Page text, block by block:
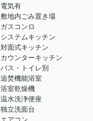
電気有
敷地内ごみ置き場
ガスコンロ
システムキッチン
対面式キッチン
カウンターキッチン
バス・トイレ別
追焚機能浴室
浴室乾燥機
温水洗浄便座
独立洗面台
エアコン